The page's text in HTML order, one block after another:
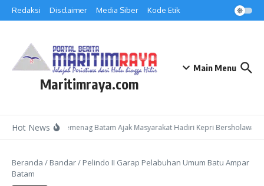
Lewati ke konten
Redaksi Disclaimer Media Siber Kode Etik
Maritimraya.com
Main Menu
Hot NewsKepala Kemenag Batam Ajak Masyarakat Hadiri Kepri Bersholawat 3
Beranda / Bandar/ Pelindo II Garap Pelabuhan Umum Batu Ampar
Batam